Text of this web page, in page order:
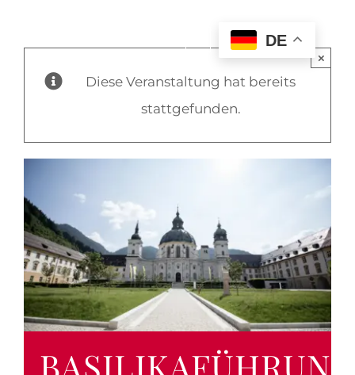
DE
Diese Veranstaltung hat bereits
stattgefunden.
×